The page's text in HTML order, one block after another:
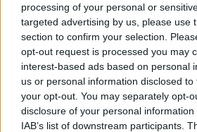
processing of your personal or
targeted advertising by us, please use
section to confirm your selection.
opt-out request is processed you may
interest-based ads based on personal
us or personal information disclosed
your opt-out. You may separately opt-
disclosure of your personal
IAB’s list of downstream participants.